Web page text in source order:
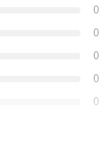
0
0
0
0
0
этот товар,